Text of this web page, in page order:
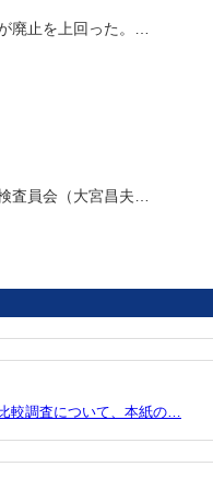
廃止を上回った。…
査員会（大宮昌夫…
較調査について、本紙の…